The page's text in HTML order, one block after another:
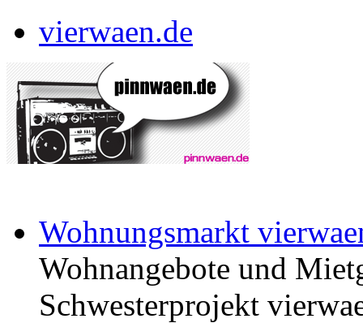
vierwaen.de
Wohnungsmarkt
Wohnangebote und
Schwesterprojekt